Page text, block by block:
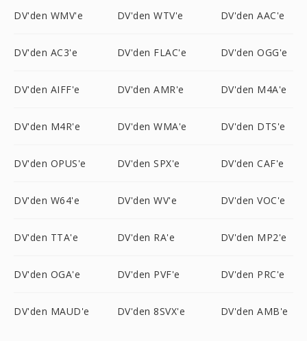
DV'den WMV'e DV'den WTV'e DV'den AAC'e
DV'den AC3'e DV'den FLAC'e DV'den OGG'e
DV'den AIFF'e DV'den AMR'e DV'den M4A'e
DV'den M4R'e DV'den WMA'e DV'den DTS'e
DV'den OPUS'e DV'den SPX'e DV'den CAF'e
DV'den W64'e DV'den WV'e DV'den VOC'e
DV'den TTA'e DV'den RA'e DV'den MP2'e
DV'den OGA'e DV'den PVF'e DV'den PRC'e
DV'den MAUD'e DV'den 8SVX'e DV'den AMB'e